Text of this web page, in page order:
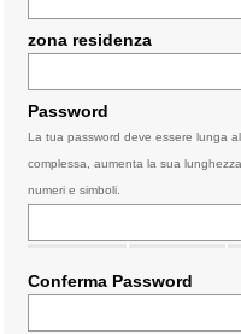
zona residenza
Password
La tua password deve essere lunga
complessa, aumenta la sua
numeri e simboli.
Conferma Password